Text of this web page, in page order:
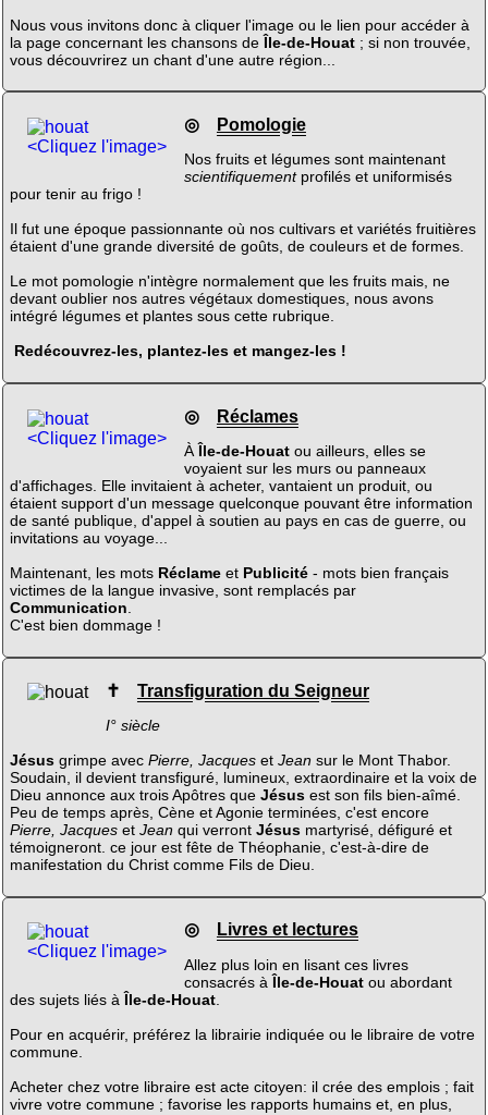
Nous vous invitons donc à cliquer l'image ou le lien pour accéder à
la page concernant les chansons deÎle-de-Houat; si non trouvée,
vous découvrirez un chant d'une autre région...
<Cliquez l'image>
◎ Pomologie
Nos fruits et légumes sont maintenant
scientifiquementprofilés et uniformisés
pour tenir au frigo !
Il fut une époque passionnante où nos cultivars et variétés fruitières
étaient d'une grande diversité de goûts, de couleurs et de formes.
Le mot pomologie n'intègre normalement que les fruits mais, ne
devant oublier nos autres végétaux domestiques, nous avons
intégré légumes et plantes sous cette rubrique.
Redécouvrez-les, plantez-les et mangez-les !
<Cliquez l'image>
◎ Réclames
À Île-de-Houatou ailleurs, elles se
voyaient sur les murs ou panneaux
d'affichages. Elle invitaient à acheter, vantaient un produit, ou
étaient support d'un message quelconque pouvant être information
de santé publique, d'appel à soutien au pays en cas de guerre, ou
invitations au voyage...
Maintenant, les mots Réclameet Publicité- mots bien français
victimes de la langue invasive, sont remplacés par
Communication.
C'est bien dommage !
✝ Transfiguration du Seigneur
I° siècle
Jésusgrimpe avec Pierre, Jacqueset Jean sur le Mont Thabor.
Soudain, il devient transfiguré, lumineux, extraordinaire et la voix de
Dieu annonce aux trois Apôtres que Jésusest son fils bien-aîmé.
Peu de temps après, Cène et Agonie terminées, c'est encore
Pierre, Jacqueset Jean qui verront Jésusmartyrisé, défiguré et
témoigneront. ce jour est fête de Théophanie, c'est-à-dire de
manifestation du Christ comme Fils de Dieu.
<Cliquez l'image>
◎ Livres et lectures
Allez plus loin en lisant ces livres
consacrés à Île-de-Houatou abordant
des sujets liés à Île-de-Houat.
Pour en acquérir, préférez la librairie indiquée ou le libraire de votre
commune.
Acheter chez votre libraire est acte citoyen: il crée des emplois ; fait
vivre votre commune ; favorise les rapports humains et, en plus,